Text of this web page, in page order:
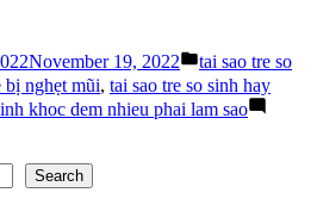
November 19, 2022
Posted
in
tai sao tre so
bị nghẹt mũi, tai sao tre so sinh hay
khoc dem nhieu phai lam sao
Search